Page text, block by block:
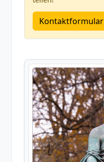
Kontaktformular